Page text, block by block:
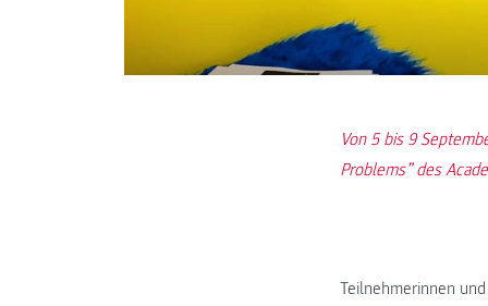
Von 5 bis 9
Problems” des
Teilnehmerinnen